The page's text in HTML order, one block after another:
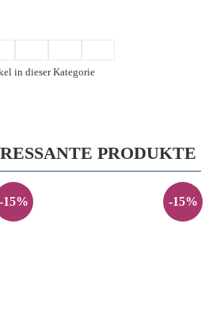
in dieser Kategorie
PRODUKTE
-15% -15%